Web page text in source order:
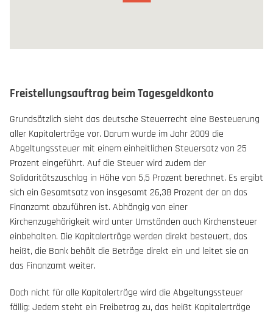
Freistellungsauftrag beim Tagesgeldkonto
Grundsätzlich sieht das deutsche Steuerrecht eine Besteuerung
aller Kapitalerträge vor. Darum wurde im Jahr 2009 die
Abgeltungssteuer mit einem einheitlichen Steuersatz von 25
Prozent eingeführt. Auf die Steuer wird zudem der
Solidaritätszuschlag in Höhe von 5,5 Prozent berechnet. Es ergibt
sich ein Gesamtsatz von insgesamt 26,38 Prozent der an das
Finanzamt abzuführen ist. Abhängig von einer
Kirchenzugehörigkeit wird unter Umständen auch Kirchensteuer
einbehalten. Die Kapitalerträge werden direkt besteuert, das
heißt, die Bank behält die Beträge direkt ein und leitet sie an
das Finanzamt weiter.
Doch nicht für alle Kapitalerträge wird die Abgeltungssteuer
fällig: Jedem steht ein Freibetrag zu, das heißt Kapitalerträge